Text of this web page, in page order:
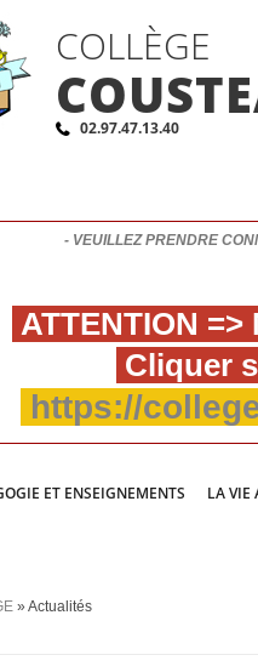
COLLÈGE
02.97.47.13.40
- VEUILLEZ PRENDRE
ATTENTION
Cliquer
https://
ET ENSEIGNEMENTS LA VIE
» Actualités